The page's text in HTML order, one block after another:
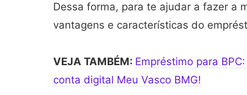
Dessa forma, para te ajudar a fazer a
vantagens e características do
VEJA TAMBÉM: Empréstimo para
conta digital Meu Vasco BMG!